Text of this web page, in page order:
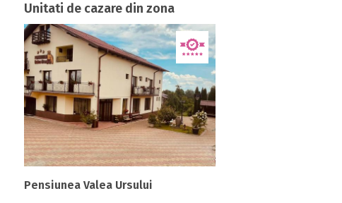
Unitati de cazare din zona
Pensiunea Valea Ursului